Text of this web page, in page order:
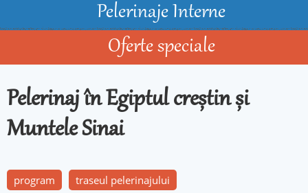
Pelerinaje Interne
Oferte speciale
Pelerinaj în Egiptul creștin și
Muntele Sinai
program traseul pelerinajului